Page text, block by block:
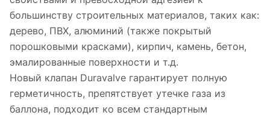
большинству строительных материалов, таких как:
дерево, ПВХ, алюминий (также покрытый
порошковыми красками), кирпич, камень, бетон,
эмалированные поверхности и т.д.
Новый клапан Duravalve гарантирует полную
герметичность, препятствует утечке газа из
баллона, подходит ко всем стандартным